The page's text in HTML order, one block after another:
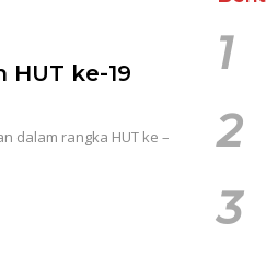
ke-19
dalam rangka HUT ke –
1
2
3